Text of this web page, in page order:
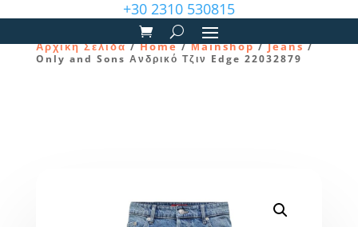
+30 2310 530815
Αρχική Σελίδα/Home/Μainshop/Jeans/
Only and Sons Ανδρικό Τζιν Edge 22032879